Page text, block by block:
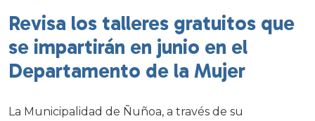
Revisa los talleres gratuitos que
se impartirán en junio en el
Departamento de la Mujer
La Municipalidad de Ñuñoa, a través de su